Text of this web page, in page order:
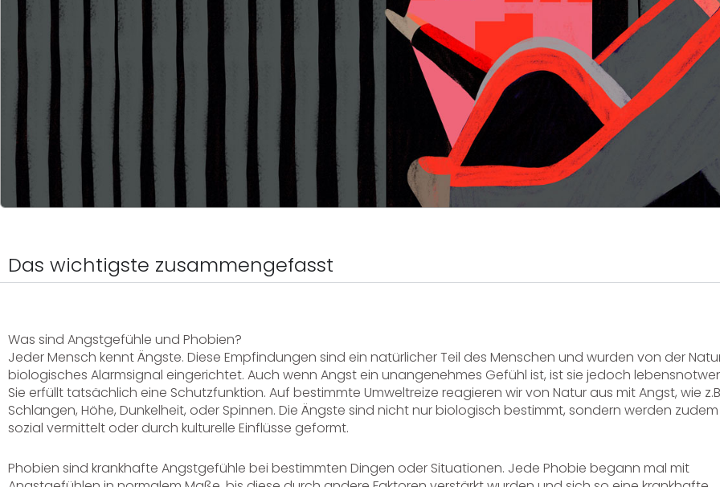
Das wichtigste zusammengefasst
Was sind Angstgefühle und Phobien?
Jeder Mensch kennt Ängste. Diese Empfindungen sind ein natürlicher Teil des Menschen und wurden von der
biologisches Alarmsignal eingerichtet. Auch wenn Angst ein unangenehmes Gefühl ist, ist sie jedoch
Sie erfüllt tatsächlich eine Schutzfunktion. Auf bestimmte Umweltreize reagieren wir von Natur aus mit Angst, wie
Schlangen, Höhe, Dunkelheit, oder Spinnen. Die Ängste sind nicht nur biologisch bestimmt, sondern werden zudem
sozial vermittelt oder durch kulturelle Einflüsse geformt.
Phobien sind krankhafte Angstgefühle bei bestimmten Dingen oder Situationen. Jede Phobie begann mal mit